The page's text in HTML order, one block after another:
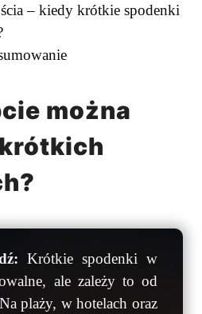
– kiedy krótkie spodenki
można
Krótkie spodenki w
ale zależy to od
plaży, w hotelach oraz